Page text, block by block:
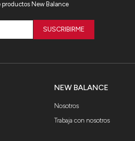
NEW BALANCE
Nosotros
Trabaja con nosotros
productos New Balance
SUSCRIBIRME